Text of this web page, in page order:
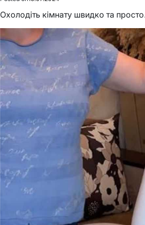
Охолодіть кімнату швидко та